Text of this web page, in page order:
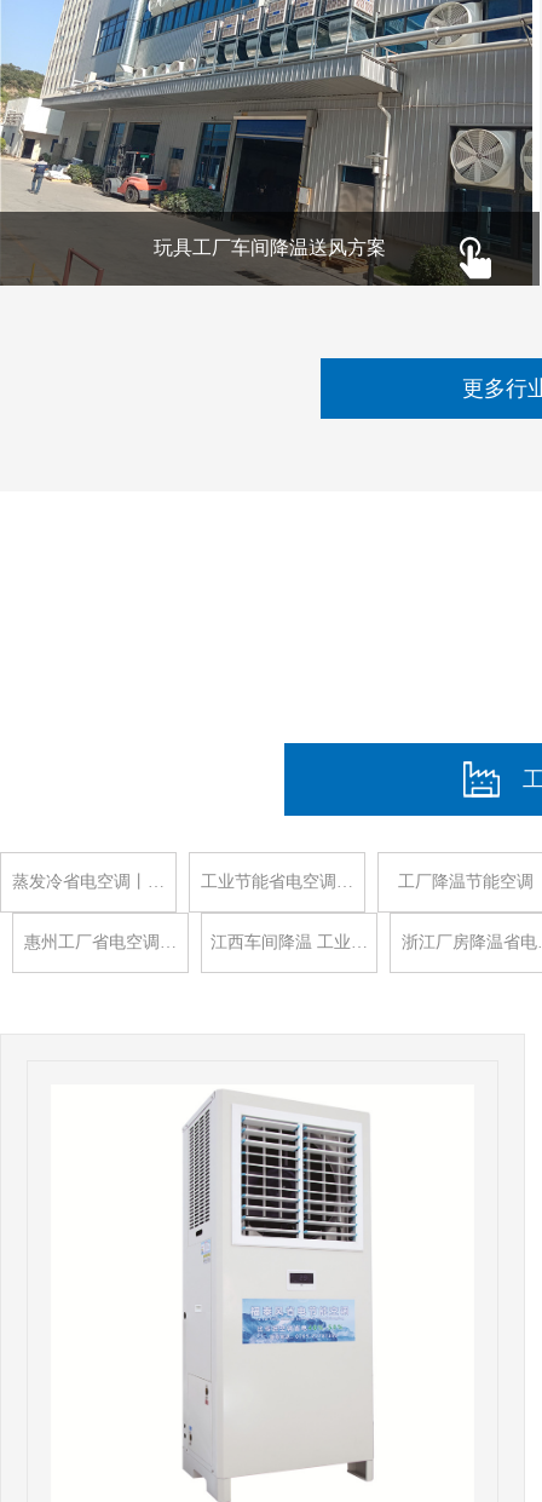
玩具工厂车间降温送风方案
更多行
蒸发冷省电空调丨… 工业节能省电空调… 工厂降温节能空调
惠州工厂省电空调… 江西车间降温 工业… 浙江厂房降温省